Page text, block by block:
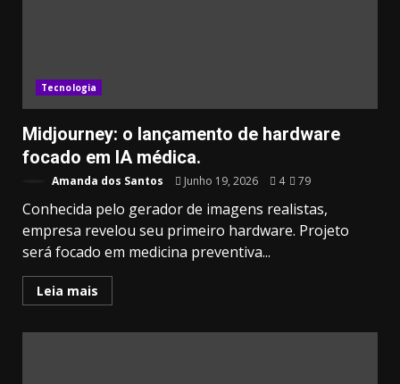
Tecnologia
Midjourney: o lançamento de hardware
focado em IA médica.
Amanda dos Santos Junho 19, 2026 4 79
Conhecida pelo gerador de imagens realistas,
empresa revelou seu primeiro hardware. Projeto
será focado em medicina preventiva...
Leia mais